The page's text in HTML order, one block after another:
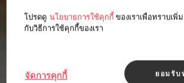
โปรดดู นโยบายการใช้คุกกี้ของเราเพื่อทราบเพิ่
กับวิธีการใช้คุกกี้ของเรา
ยอมรับ
จัดการคุกกี้